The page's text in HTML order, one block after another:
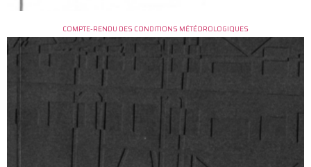
COMPTE-RENDU DES CONDITIONS MÉTÉOROLOGIQUES